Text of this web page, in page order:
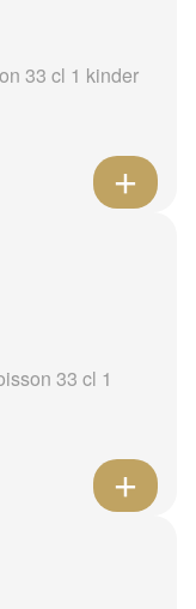
33 cl 1 kinder
33 cl 1